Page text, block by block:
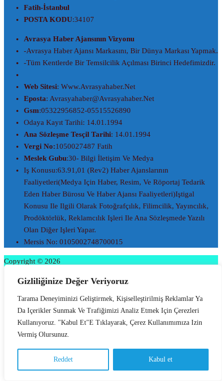
Gizliliğinize Değer Veriyoruz
Tarama Deneyiminizi Geliştirmek, Kişiselleştirilmiş Reklamlar Ya
Da Içerikler Sunmak Ve Trafiğimizi Analiz Etmek Için Çerezleri
Kullanıyoruz. "Kabul Et"e Tıklayarak, Çerez Kullanımımıza Izin
Vermiş Olursunuz.
Reddet Kabul et
Fatih-İstanbul
POSTA KODU:34107
Avrasya Haber Ajansının Vizyonu
-Avrasya Haber Ajansı Markasını, Bir Dünya Markası Yapmak.
-Tüm Kentlerde Bir Temsilcilik Açılması Birinci Hedefimizdir.
Web Sitesi: Www.avrasyahaber.net
Eposta: Avrasyahaber@avrasyahaber.net
Gsm:05322956852-05515526890
Odaya Kayıt Tarihi: 14.01.1994
Ana Sözleşme Tesçil Tarihi: 14.01.1994
Vergi No:1050027487 Fatih
Meslek Gubu:30- Bilgi İletişim Ve Medya
Iş Konusu:63.91,01 (Rev2) Haber Ajanslarının
Faaliyetleri(Medya Için Haber, Resim, Ve Röportaj Tedarik
Eden Haber Bürosu Ve Haber Ajansı Faaliyetleri)iştigal
Konusu Ile Ilgili Olarak Fotoğrafçılık, Filimcilik, Yayıncılık,
Prodöktörlük, Reklamcılık Işleri Ile Ana Sözleşmede Yazılı
Olan Diğer Işleri Yapar.
Mersis No: 0105002748700015
Copyright © 2026
Türkçe